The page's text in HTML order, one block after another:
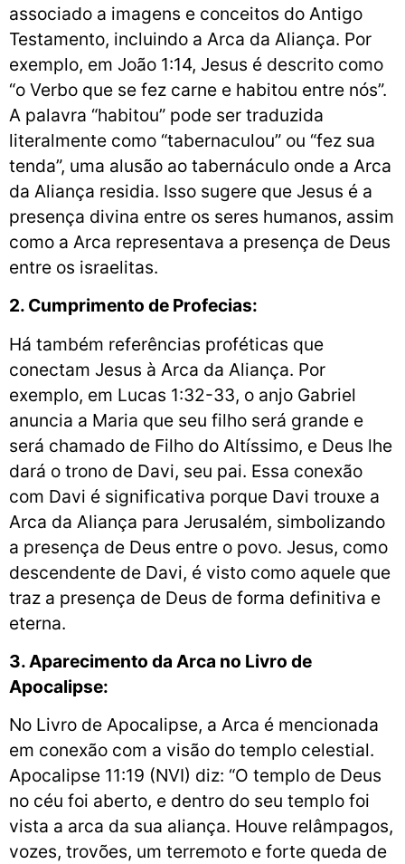
associado a imagens e conceitos do Antigo
Testamento, incluindo a Arca da Aliança. Por
exemplo, em João 1:14, Jesus é descrito como
“o Verbo que se fez carne e habitou entre nós”.
A palavra “habitou” pode ser traduzida
literalmente como “tabernaculou” ou “fez sua
tenda”, uma alusão ao tabernáculo onde a Arca
da Aliança residia. Isso sugere que Jesus é a
presença divina entre os seres humanos, assim
como a Arca representava a presença de Deus
entre os israelitas.
2. Cumprimento de Profecias:
Há também referências proféticas que
conectam Jesus à Arca da Aliança. Por
exemplo, em Lucas 1:32-33, o anjo Gabriel
anuncia a Maria que seu filho será grande e
será chamado de Filho do Altíssimo, e Deus lhe
dará o trono de Davi, seu pai. Essa conexão
com Davi é significativa porque Davi trouxe a
Arca da Aliança para Jerusalém, simbolizando
a presença de Deus entre o povo. Jesus, como
descendente de Davi, é visto como aquele que
traz a presença de Deus de forma definitiva e
eterna.
3. Aparecimento da Arca no Livro de
Apocalipse:
No Livro de Apocalipse, a Arca é mencionada
em conexão com a visão do templo celestial.
Apocalipse 11:19 (NVI) diz: “O templo de Deus
no céu foi aberto, e dentro do seu templo foi
vista a arca da sua aliança. Houve relâmpagos,
vozes, trovões, um terremoto e forte queda de